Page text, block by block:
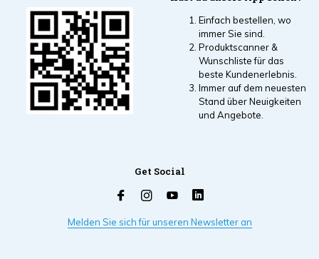
Einfach bestellen, wo
immer Sie sind.
Produktscanner &
Wunschliste für das
beste Kundenerlebnis.
Immer auf dem neuesten
Stand über Neuigkeiten
und Angebote.
Get Social
Melden Sie sich für unseren Newsletter an